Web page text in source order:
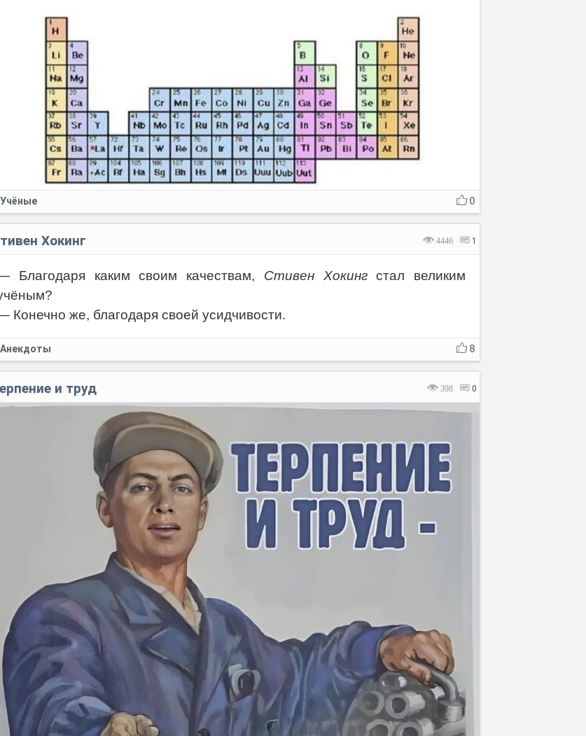
0
Учёные
4446 1
Хокинг
Благодаря каким своим качествам, Стивен Хокингстал великим
Конечно же, благодаря своей усидчивости.
8
Анекдоты
398 0
и труд